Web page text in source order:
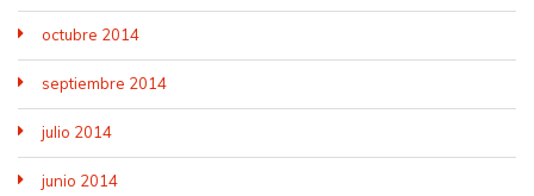
octubre 2014
septiembre 2014
julio 2014
junio 2014